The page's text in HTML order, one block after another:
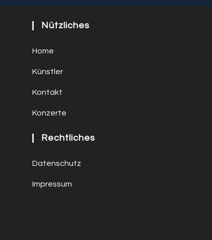
Nützliches
Home
Künstler
Kontakt
Konzerte
Rechtliches
Datenschutz
Impressum